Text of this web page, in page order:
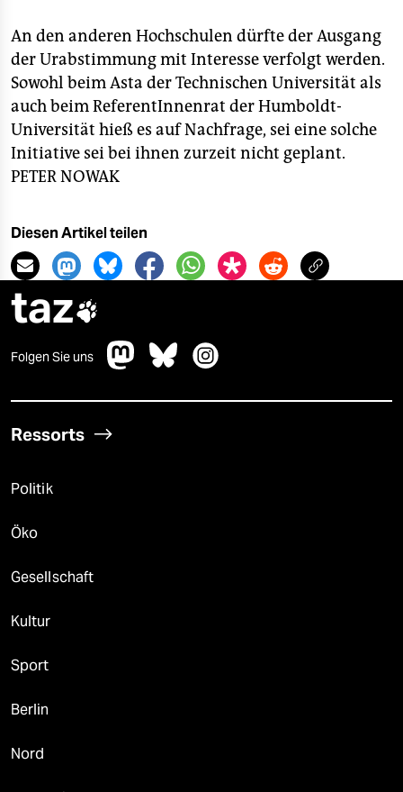
An den anderen Hochschulen dürfte der Ausgang
der Urabstimmung mit Interesse verfolgt werden.
Sowohl beim Asta der Technischen Universität als
auch beim ReferentInnenrat der Humboldt-
Universität hieß es auf Nachfrage, sei eine solche
Initiative sei bei ihnen zurzeit nicht geplant.
PETER NOWAK
Diesen Artikel teilen
taz
Folgen Sie uns
Ressorts
Politik
Öko
Gesellschaft
Kultur
Sport
Berlin
Nord